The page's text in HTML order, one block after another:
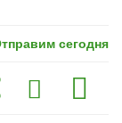
сегодня